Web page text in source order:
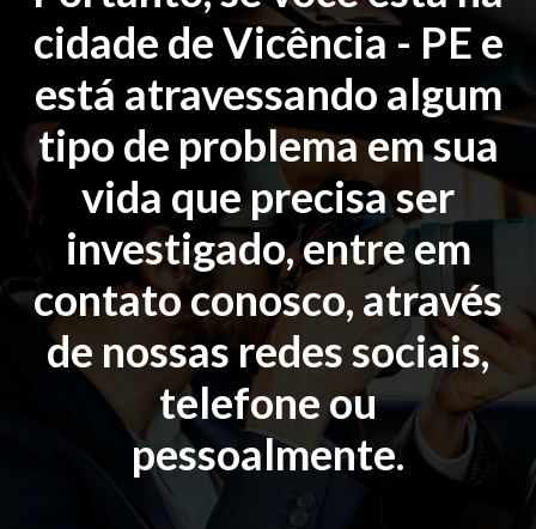
cidade de Vicência - PE e
está atravessando algum
tipo de problema em sua
vida que precisa ser
investigado, entre em
contato conosco, através
de nossas redes sociais,
telefone ou
pessoalmente.